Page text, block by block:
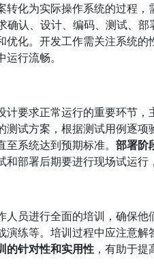
转化为实际操作系统的过程
确认、设计、编码、测试、
优化。开发工作需关注系统
行流畅。
计要求正常运行的重要环节
测试方案，根据测试用例逐
至系统达到预期标准。部署阶
和部署后期要进行现场试运行
人员进行全面的培训，确保
演练等。培训过程中应注意
的针对性和实用性 ，有助于